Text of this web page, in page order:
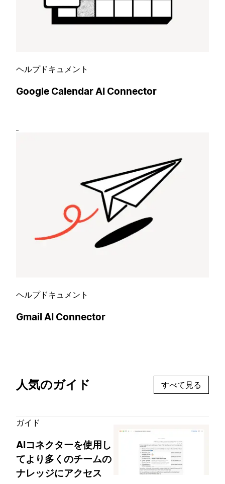
ヘルプドキュメント
Google Calendar AI Connector
ヘルプドキュメント
Gmail AI Connector
人気のガイド すべて見る
ガイド
AIコネクターを使用し
てより多くのチームの
ナレッジにアクセス